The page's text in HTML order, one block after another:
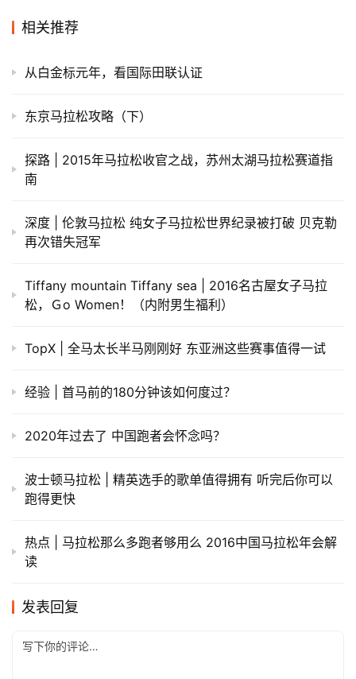
相关推荐
从白金标元年，看国际田联认证
东京马拉松攻略（下）
探路 | 2015年马拉松收官之战，苏州太湖马拉松赛道指
南
深度 | 伦敦马拉松 纯女子马拉松世界纪录被打破 贝克勒
再次错失冠军
Tiffany mountain Tiffany sea | 2016名古屋女子马拉
松，Ｇo Women！（内附男生福利）
TopX | 全马太长半马刚刚好 东亚洲这些赛事值得一试
经验 | ​首马前的180分钟该如何度过？
2020年过去了 中国跑者会怀念吗？
波士顿马拉松 | 精英选手的歌单值得拥有 听完后你可以
跑得更快
热点 | 马拉松那么多跑者够用么 2016中国马拉松年会解
读
发表回复